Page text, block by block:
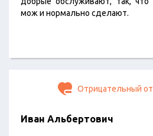
мож и нормально сделают.
Отрицательный
Иван Альбертович